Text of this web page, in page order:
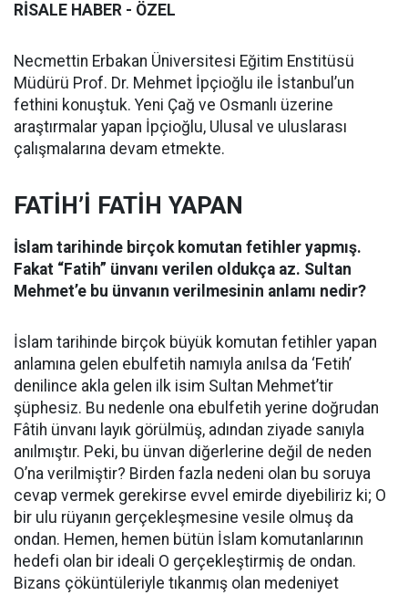
RİSALE HABER - ÖZEL
Necmettin Erbakan Üniversitesi Eğitim Enstitüsü
Müdürü Prof. Dr. Mehmet İpçioğlu ile İstanbul’un
fethini konuştuk. Yeni Çağ ve Osmanlı üzerine
araştırmalar yapan İpçioğlu, Ulusal ve uluslarası
çalışmalarına devam etmekte.
FATİH’İ FATİH YAPAN
İslam tarihinde birçok komutan fetihler yapmış.
Fakat “Fatih” ünvanı verilen oldukça az. Sultan
Mehmet’e bu ünvanın verilmesinin anlamı nedir?
İslam tarihinde birçok büyük komutan fetihler yapan
anlamına gelen ebulfetih namıyla anılsa da ‘Fetih’
denilince akla gelen ilk isim Sultan Mehmet’tir
şüphesiz. Bu nedenle ona ebulfetih yerine doğrudan
Fâtih ünvanı layık görülmüş, adından ziyade sanıyla
anılmıştır. Peki, bu ünvan diğerlerine değil de neden
O’na verilmiştir? Birden fazla nedeni olan bu soruya
cevap vermek gerekirse evvel emirde diyebiliriz ki; O
bir ulu rüyanın gerçekleşmesine vesile olmuş da
ondan. Hemen, hemen bütün İslam komutanlarının
hedefi olan bir ideali O gerçekleştirmiş de ondan.
Bizans çöküntüleriyle tıkanmış olan medeniyet